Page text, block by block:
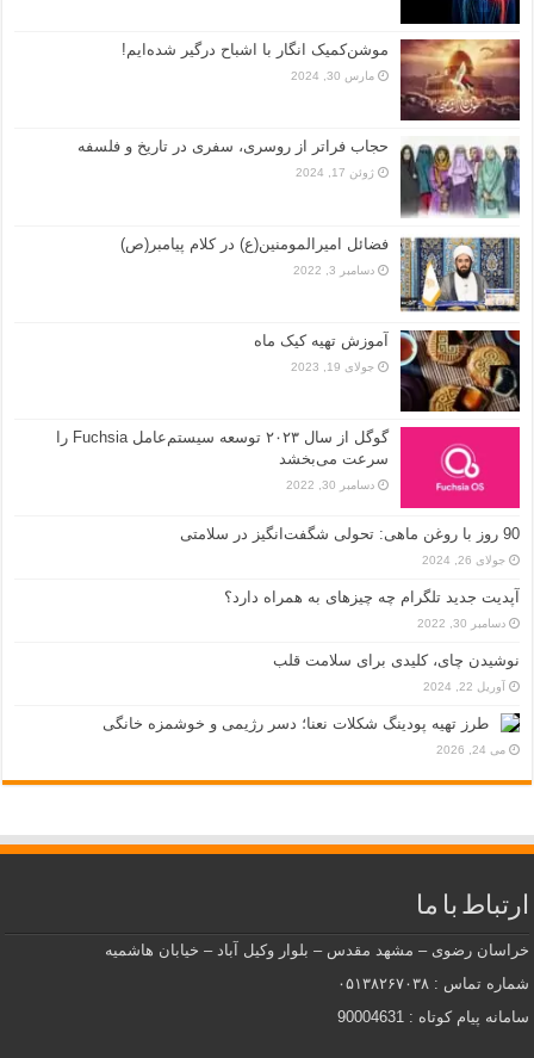
موشن‌کمیک انگار با اشباح درگیر شده‌ایم!
مارس 30, 2024
حجاب فراتر از روسری، سفری در تاریخ و فلسفه
ژوئن 17, 2024
فضائل امیرالمومنین(ع) در کلام پیامبر(ص)
دسامبر 3, 2022
آموزش تهیه کیک ماه
جولای 19, 2023
گوگل از سال ۲۰۲۳ توسعه سیستم‌عامل Fuchsia را
سرعت می‌بخشد
دسامبر 30, 2022
90 روز با روغن ماهی: تحولی شگفت‌انگیز در سلامتی
جولای 26, 2024
آپدیت جدید تلگرام چه چیزهای به همراه دارد؟
دسامبر 30, 2022
نوشیدن چای، کلیدی برای سلامت قلب
آوریل 22, 2024
طرز تهیه پودینگ شکلات نعنا؛ دسر رژیمی و خوشمزه خانگی
می 24, 2026
ارتباط با ما
خراسان رضوی – مشهد مقدس – بلوار وکیل آباد – خیابان هاشمیه
شماره تماس : ۰۵۱۳۸۲۶۷۰۳۸
سامانه پیام کوتاه : 90004631